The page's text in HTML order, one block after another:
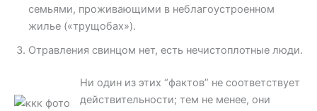
семьями, проживающими в неблагоустроенном
жилье («трущобах»).
Отравления свинцом нет, есть нечистоплотные люди.
Ни один из этих “фактов” не соответствует
действительности; тем не менее, они